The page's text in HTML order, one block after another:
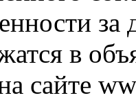
в
сайте